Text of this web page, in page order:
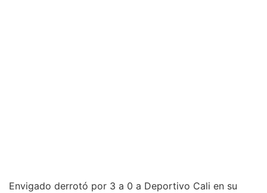
Envigado derrotó por 3 a 0 a Deportivo Cali en su